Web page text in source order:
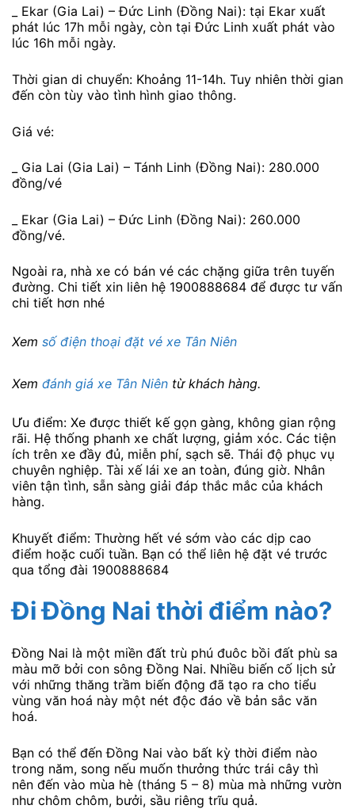
_ Ekar (Gia Lai) – Đức Linh (Đồng Nai): tại Ekar xuất
phát lúc 17h mỗi ngày, còn tại Đức Linh xuất phát vào
lúc 16h mỗi ngày.
Thời gian di chuyển: Khoảng 11-14h. Tuy nhiên thời gian
đến còn tùy vào tình hình giao thông.
Giá vé:
_ Gia Lai (Gia Lai) – Tánh Linh (Đồng Nai): 280.000
đồng/vé
_ Ekar (Gia Lai) – Đức Linh (Đồng Nai): 260.000
đồng/vé.
Ngoài ra, nhà xe có bán vé các chặng giữa trên tuyến
đường. Chi tiết xin liên hệ 1900888684 để được tư vấn
chi tiết hơn nhé
Xem số điện thoại đặt vé xe Tân Niên
Xem đánh giá xe Tân Niên từ khách hàng.
Ưu điểm: Xe được thiết kế gọn gàng, không gian rộng
rãi. Hệ thống phanh xe chất lượng, giảm xóc. Các tiện
ích trên xe đầy đủ, miễn phí, sạch sẽ. Thái độ phục vụ
chuyên nghiệp. Tài xế lái xe an toàn, đúng giờ. Nhân
viên tận tình, sẵn sàng giải đáp thắc mắc của khách
hàng.
Khuyết điểm: Thường hết vé sớm vào các dịp cao
điểm hoặc cuối tuần. Bạn có thể liên hệ đặt vé trước
qua tổng đài 1900888684
Đi Đồng Nai thời điểm nào?
Đồng Nai là một miền đất trù phú đuôc bồi đất phù sa
màu mỡ bởi con sông Đồng Nai. Nhiều biến cố lịch sử
với những thăng trầm biến động đã tạo ra cho tiểu
vùng văn hoá này một nét độc đáo về bản sắc văn
hoá.
Bạn có thể đến Đồng Nai vào bất kỳ thời điểm nào
trong năm, song nếu muốn thưởng thức trái cây thì
nên đến vào mùa hè (tháng 5 – 8) mùa mà những vườn
như chôm chôm, bưởi, sầu riêng trĩu quả.